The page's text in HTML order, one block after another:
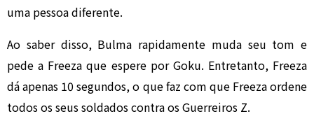
uma pessoa diferente.
Ao saber disso, Bulma rapidamente muda seu tom e
pede a Freeza que espere por Goku. Entretanto, Freeza
dá apenas 10 segundos, o que faz com que Freeza ordene
todos os seus soldados contra os Guerreiros Z.